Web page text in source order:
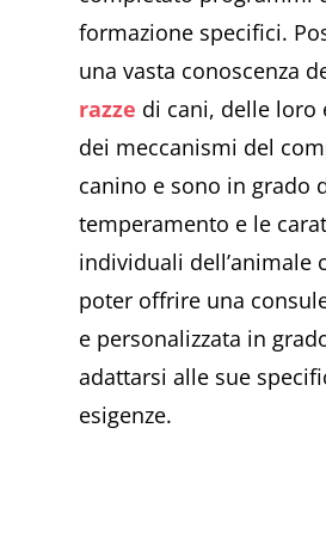
formazione specifici.
una vasta conoscenza
razze di cani, delle loro
dei meccanismi del
canino e sono in grado
temperamento e le
individuali dell’animale
poter offrire una
e personalizzata in
adattarsi alle sue
esigenze.